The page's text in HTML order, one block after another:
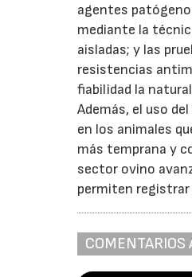
agentes
mediante la
aisladas; y las
resistencias
fiabilidad la
Además, el uso
en los animales
más temprana y
sector ovino
permiten